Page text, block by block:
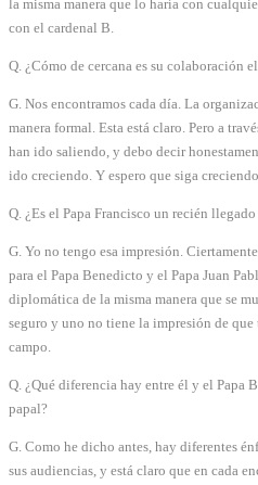
la misma manera que lo haría con
con el cardenal B.
Q. ¿Cómo de cercana es su colaboración
G. Nos encontramos cada día. La
manera formal. Esta está claro. Pero a
han ido saliendo, y debo decir
ido creciendo. Y espero que siga
Q. ¿Es el Papa Francisco un recién
G. Yo no tengo esa impresión.
para el Papa Benedicto y el Papa Juan
diplomática de la misma manera que se
seguro y uno no tiene la impresión de
campo.
Q. ¿Qué diferencia hay entre él y el Papa
papal?
G. Como he dicho antes, hay diferentes
sus audiencias, y está claro que en cada